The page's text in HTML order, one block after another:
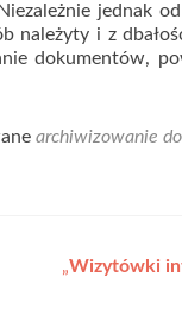
jednak
należyty i z
dokumentów,
archiwizowanie
„Wizytówki